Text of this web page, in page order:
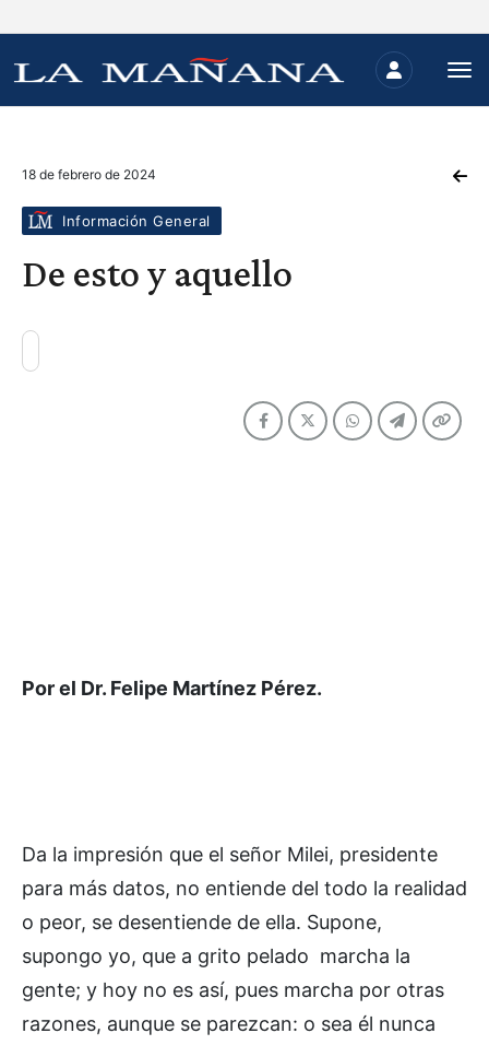
18 de febrero de 2024
Información General
De esto y aquello
Por el Dr. Felipe Martínez Pérez.
Da la impresión que el señor Milei, presidente
para más datos, no entiende del todo la realidad
o peor, se desentiende de ella. Supone,
supongo yo, que a grito pelado marcha la
gente; y hoy no es así, pues marcha por otras
razones, aunque se parezcan: o sea él nunca